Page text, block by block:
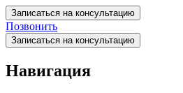
Записаться на консультацию
Позвонить
Записаться на консультацию
Навигация